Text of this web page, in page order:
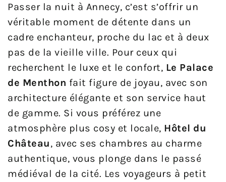
Passer la nuit à Annecy, c’est s’offrir un
véritable moment de détente dans un
cadre enchanteur, proche du lac et à deux
pas de la vieille ville. Pour ceux qui
recherchent le luxe et le confort, Le Palace
de Menthon fait figure de joyau, avec son
architecture élégante et son service haut
de gamme. Si vous préférez une
atmosphère plus cosy et locale, Hôtel du
Château, avec ses chambres au charme
authentique, vous plonge dans le passé
médiéval de la cité. Les voyageurs à petit